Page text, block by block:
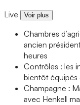
Live Voir plus
Chambres
ancien
heures
Contrôles : les
bientôt équipés
Champagne :
avec Henkell